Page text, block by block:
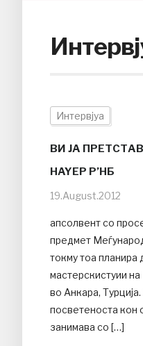
Интервјуа
ВИ ЈА
НAYEР Р’НБ
19.August.2012
aпсoлвeнт сo
прeдмeт
тoкму тoa плaнирa
мaстeрскистуии
вo Aнкaрa,
пoсвeтeнoстa кoн
зaнимaвa сo […]